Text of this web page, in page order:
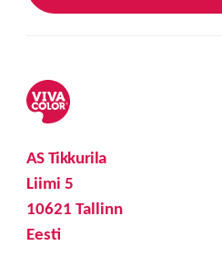
AS Tikkurila
Liimi 5
10621 Tallinn
Eesti